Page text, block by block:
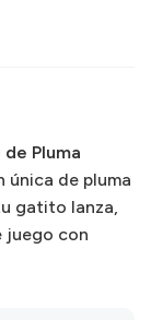
Pluma
única de pluma
gatito lanza,
juego con